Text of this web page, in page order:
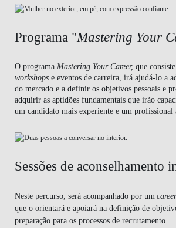
Programa "Mastering Your
O programa Mastering Your Career, que
workshopse eventos de carreira, irá ajudá-lo a
do mercado e a definir os objetivos pessoais e
adquirir as aptidões fundamentais que irão
um candidato mais experiente e um profissional
Sessões de aconselhamento
Neste percurso, será acompanhado por um
que o orientará e apoiará na definição de
preparação para os processos de recrutamento.